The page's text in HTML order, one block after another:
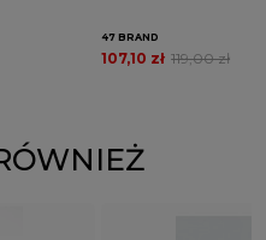
47 BRAND
119,00 zł
107,10 zł